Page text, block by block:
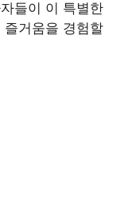
들이 이 특별한
거움을 경험할